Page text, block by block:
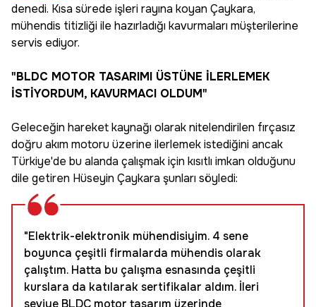
denedi. Kısa sürede işleri rayına koyan Çaykara,
mühendis titizliği ile hazırladığı kavurmaları müşterilerine
servis ediyor.
"BLDC MOTOR TASARIMI ÜSTÜNE İLERLEMEK
İSTİYORDUM, KAVURMACI OLDUM"
Geleceğin hareket kaynağı olarak nitelendirilen fırçasız
doğru akım motoru üzerine ilerlemek istediğini ancak
Türkiye'de bu alanda çalışmak için kısıtlı imkan olduğunu
dile getiren Hüseyin Çaykara şunları söyledi:
"Elektrik-elektronik mühendisiyim. 4 sene
boyunca çeşitli firmalarda mühendis olarak
çalıştım. Hatta bu çalışma esnasında çeşitli
kurslara da katılarak sertifikalar aldım. İleri
seviye BLDC motor tasarım üzerinde